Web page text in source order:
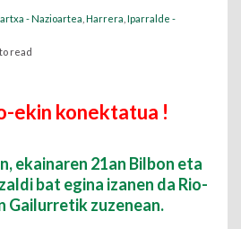
- Nazioartea Harrera Iparralde -
read
ekin konektatua !
ekainaren 21an Bilbon eta
bat egina izanen da Rio-
Gailurretik zuzenean.